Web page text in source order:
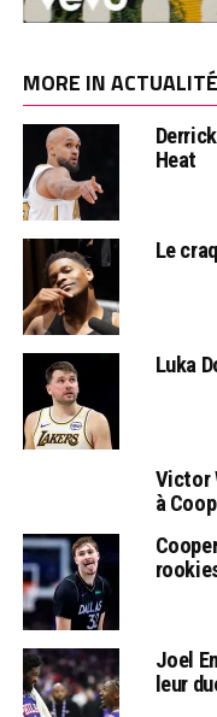
MORE IN
Heat
Le
Luka
Victor
à
Joel
leur